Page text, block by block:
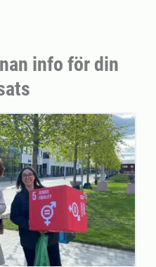
info för din